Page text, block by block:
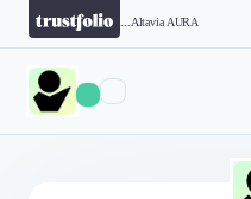
Altavia AURA